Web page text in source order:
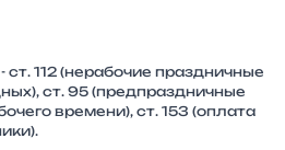
- ст. 112 (нерабочие праздничные
ст. 95 (предпраздничные
времени), ст. 153 (оплата